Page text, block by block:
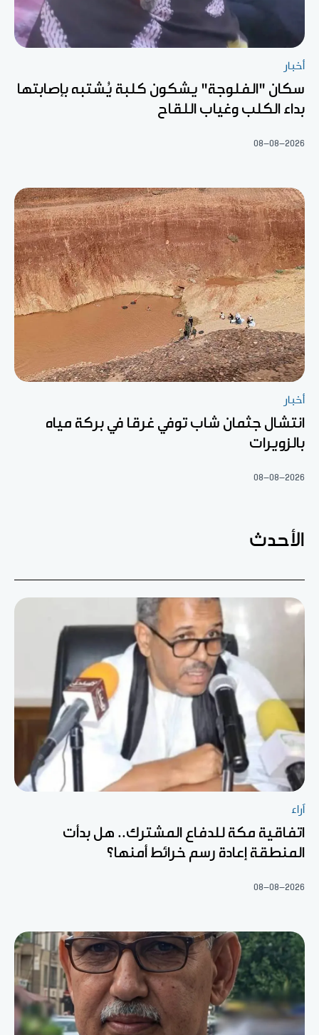
أخبار
سكان "الفلوجة" يشكون كلبة يُشتبه بإصابتها
بداء الكلب وغياب اللقاح
08-08-2026
أخبار
انتشال جثمان شاب توفي غرقا في بركة مياه
بالزويرات
08-08-2026
الأحدث
آراء
اتفاقية مكة للدفاع المشترك.. هل بدأت
المنطقة إعادة رسم خرائط أمنها؟
08-08-2026